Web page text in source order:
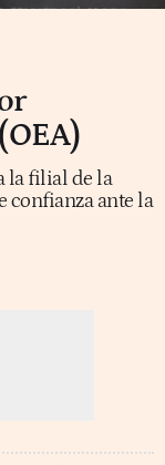
la filial de la
confianza ante la